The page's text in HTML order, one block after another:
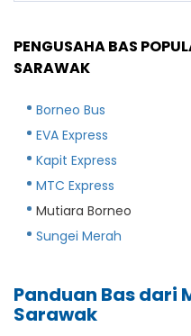
PENGUSAHA BAS
SARAWAK
Borneo Bus
EVA Express
Kapit Express
MTC Express
Mutiara Borneo
Sungei Merah
Panduan Bas dari
Sarawak